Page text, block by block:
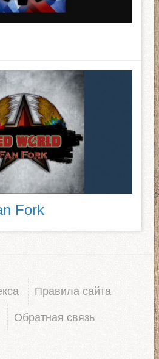
Fork
Правила сайта
Обратная связь